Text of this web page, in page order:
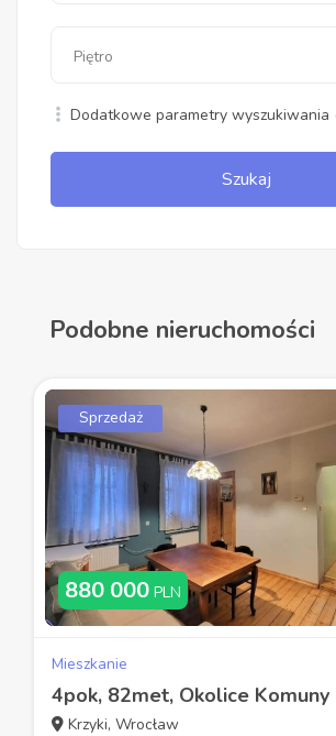
Piętro
Dodatkowe parametry wyszukiwania
Szukaj
Podobne nieruchomości
Sprzedaż
880 000 PLN
Mieszkanie
Krzyki, Wrocław